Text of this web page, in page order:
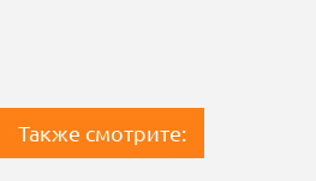
Также смотрите: